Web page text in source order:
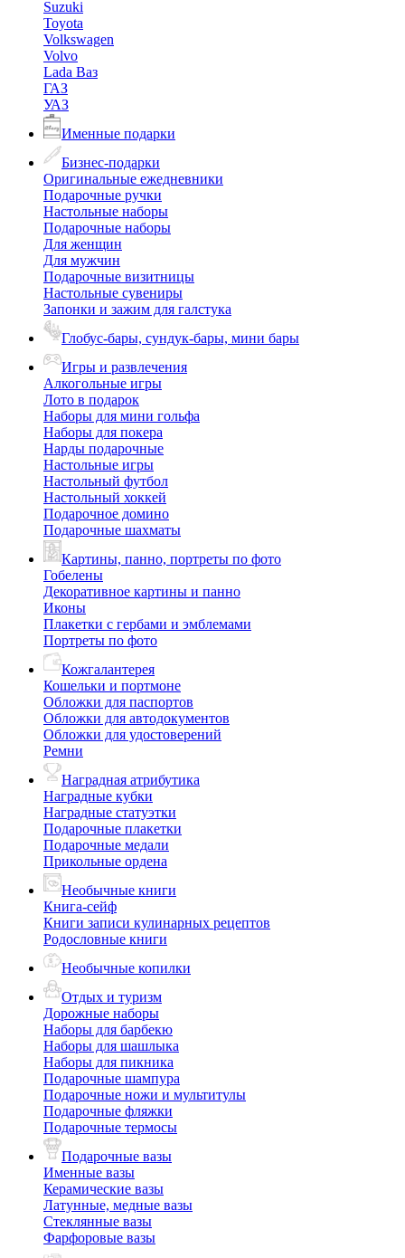
Suzuki
Toyota
Volkswagen
Volvo
Lada Ваз
ГАЗ
УАЗ
Именные подарки
Бизнес-подарки
Оригинальные ежедневники
Подарочные ручки
Настольные наборы
Подарочные наборы
Для женщин
Для мужчин
Подарочные визитницы
Настольные сувениры
Запонки и зажим для галстука
Глобус-бары, сундук-бары, мини бары
Игры и развлечения
Алкогольные игры
Лото в подарок
Наборы для мини гольфа
Наборы для покера
Нарды подарочные
Настольные игры
Настольный футбол
Настольный хоккей
Подарочное домино
Подарочные шахматы
Картины, панно, портреты по фото
Гобелены
Декоративное картины и панно
Иконы
Плакетки с гербами и эмблемами
Портреты по фото
Кожгалантерея
Кошельки и портмоне
Обложки для паспортов
Обложки для автодокументов
Обложки для удостоверений
Ремни
Наградная атрибутика
Наградные кубки
Наградные статуэтки
Подарочные плакетки
Подарочные медали
Прикольные ордена
Необычные книги
Книга-сейф
Книги записи кулинарных рецептов
Родословные книги
Необычные копилки
Отдых и туризм
Дорожные наборы
Наборы для барбекю
Наборы для шашлыка
Наборы для пикника
Подарочные шампура
Подарочные ножи и мультитулы
Подарочные фляжки
Подарочные термосы
Подарочные вазы
Именные вазы
Керамические вазы
Латунные, медные вазы
Стеклянные вазы
Фарфоровые вазы